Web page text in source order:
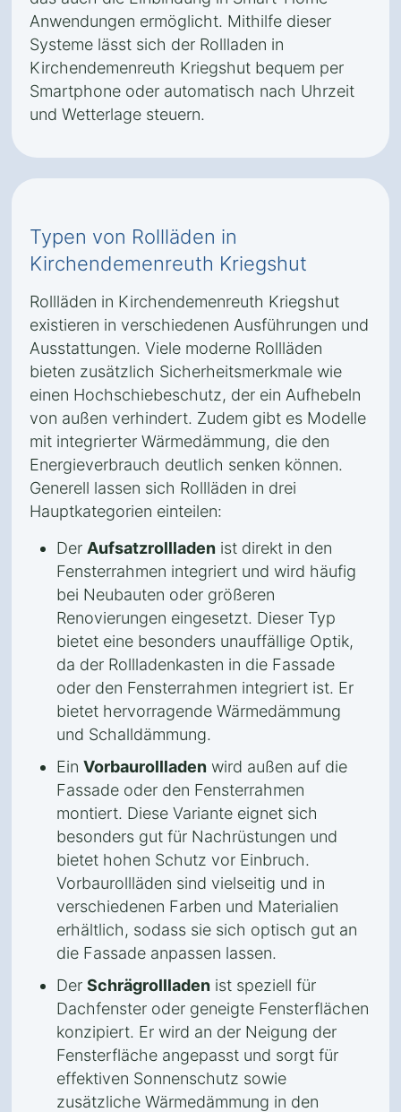
Anwendungen ermöglicht. Mithilfe dieser
Systeme lässt sich der Rollladen in
Kirchendemenreuth Kriegshut bequem per
Smartphone oder automatisch nach Uhrzeit
und Wetterlage steuern.
Typen von Rollläden in
Kirchendemenreuth Kriegshut
Rollläden in Kirchendemenreuth Kriegshut
existieren in verschiedenen Ausführungen und
Ausstattungen. Viele moderne Rollläden
bieten zusätzlich Sicherheitsmerkmale wie
einen Hochschiebeschutz, der ein Aufhebeln
von außen verhindert. Zudem gibt es Modelle
mit integrierter Wärmedämmung, die den
Energieverbrauch deutlich senken können.
Generell lassen sich Rollläden in drei
Hauptkategorien einteilen:
Der Aufsatzrollladen ist direkt in den
Fensterrahmen integriert und wird häufig
bei Neubauten oder größeren
Renovierungen eingesetzt. Dieser Typ
bietet eine besonders unauffällige Optik,
da der Rollladenkasten in die Fassade
oder den Fensterrahmen integriert ist. Er
bietet hervorragende Wärmedämmung
und Schalldämmung.
Ein Vorbaurollladen wird außen auf die
Fassade oder den Fensterrahmen
montiert. Diese Variante eignet sich
besonders gut für Nachrüstungen und
bietet hohen Schutz vor Einbruch.
Vorbaurollläden sind vielseitig und in
verschiedenen Farben und Materialien
erhältlich, sodass sie sich optisch gut an
die Fassade anpassen lassen.
Der Schrägrollladen ist speziell für
Dachfenster oder geneigte Fensterflächen
konzipiert. Er wird an der Neigung der
Fensterfläche angepasst und sorgt für
effektiven Sonnenschutz sowie
zusätzliche Wärmedämmung in den